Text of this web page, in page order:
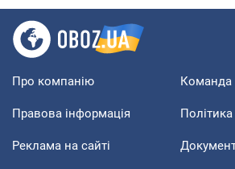
Про компанію Команда
Правова інформація
Реклама на сайті